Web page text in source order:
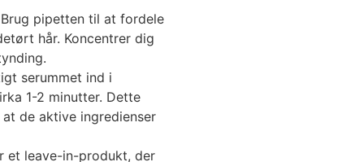
Brug pipetten til at fordele
hår. Koncentrer dig
serummet ind i
1-2 minutter. Dette
de aktive ingredienser
et leave-in-produkt, der